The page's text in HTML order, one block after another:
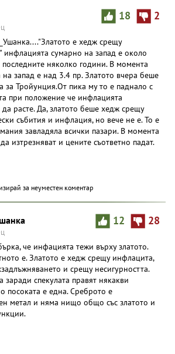
18 2
е хедж срещу
инфлацията сумарно на запад е около
няколко години. В момента
запад е над 3.4 пр. Златото вчера беше
за Тройунция.От пика му то е паднало с
при положение че инфлацията
расте. Да, златото беше хедж срещу
събития и инфлация, но вече не е. То е
завладяла всички пазари. В момента
изтрезняват и цените съответно падат.
за неуместен коментар
12 28
че инфацията тежи върху златото.
е. Златото е хедж срещу инфлацита,
и срещу несигурността.
заради спекулата правят някакви
посоката е една. Среброто е
метал и няма нищо общо със златото и